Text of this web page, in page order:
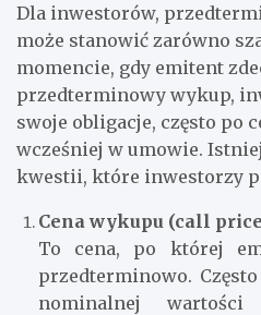
Dla inwestorów,
może stanowić zarówno
momencie, gdy emitent
przedterminowy wykup,
swoje obligacje, często po
wcześniej w umowie.
kwestii, które inwestorzy
Cena wykupu (call
To cena, po której
przedterminowo.
nominalnej